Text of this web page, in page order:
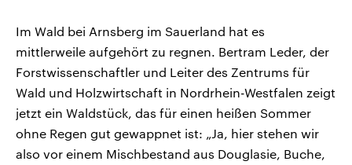
Im Wald bei Arnsberg im Sauerland hat es
mittlerweile aufgehört zu regnen. Bertram Leder, der
Forstwissenschaftler und Leiter des Zentrums für
Wald und Holzwirtschaft in Nordrhein-Westfalen zeigt
jetzt ein Waldstück, das für einen heißen Sommer
ohne Regen gut gewappnet ist: „Ja, hier stehen wir
also vor einem Mischbestand aus Douglasie, Buche,